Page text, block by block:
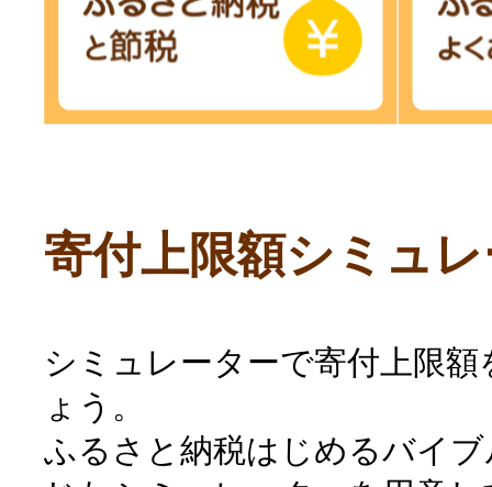
寄付上限額シミュ
シミュレーターで寄付上限
ょう。
ふるさと納税はじめるバイ